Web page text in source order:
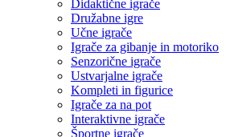
Didaktične igrače
Družabne igre
Učne igrače
Igrače za gibanje in motoriko
Senzorične igrače
Ustvarjalne igrače
Kompleti in figurice
Igrače za na pot
Interaktivne igrače
Športne igrače